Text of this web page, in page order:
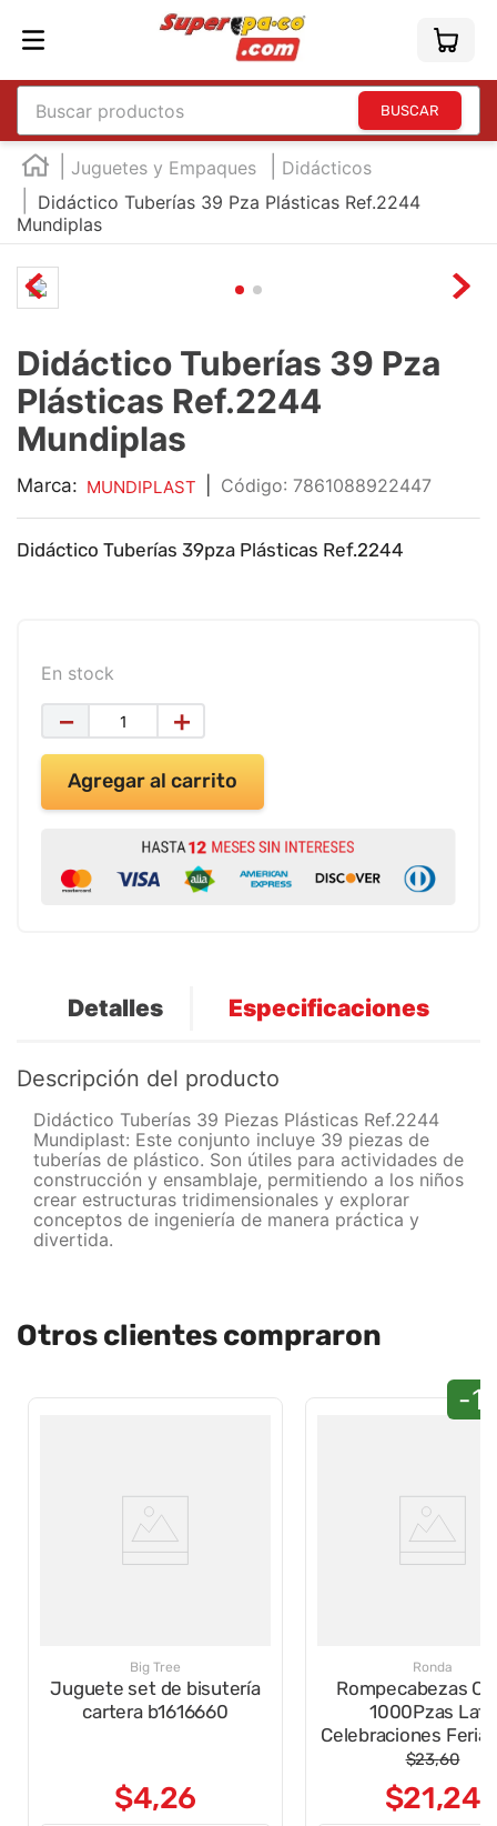
Buscar productos
Juguetes y Empaques
Didácticos
Didáctico Tuberías 39 Pza Plásticas Ref.2244
Mundiplas
Didáctico Tuberías 39 Pza
Plásticas Ref.2244
Mundiplas
Marca: MUNDIPLAST : 7861088922447
Didáctico Tuberías 39pza Plásticas Ref.2244
En stock
＋
－
Agregar al carrito
Detalles Especificaciones
Descripción del producto
Didáctico Tuberías 39 Piezas Plásticas Ref.2244
Mundiplast: Este conjunto incluye 39 piezas de
tuberías de plástico. Son útiles para actividades de
construcción y ensamblaje, permitiendo a los niños
crear estructuras tridimensionales y explorar
conceptos de ingeniería de manera práctica y
divertida.
Otros clientes compraron
Big Tree
Juguete set de bisutería
cartera b1616660
$4,26
-
Ronda
Rompecabezas
1000Pzas Lata
Celebraciones Feria
$23,60
$21,24
TÉRMINOS MÁS BUSCADOS
1.
england
2.
marcador e300
3.
4.
5.
mouse
6
marcadores
7
audifonos
teclado
10. cuadernos